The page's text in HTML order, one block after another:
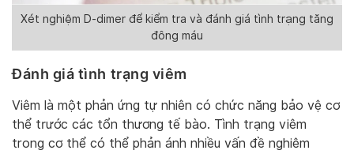
Xét nghiệm D-dimer để kiểm tra và đánh giá tình trạng tăng
đông máu
Đánh giá tình trạng viêm
Viêm là một phản ứng tự nhiên có chức năng bảo vệ cơ
thể trước các tổn thương tế bào. Tình trạng viêm
trong cơ thể có thể phản ánh nhiều vấn đề nghiêm